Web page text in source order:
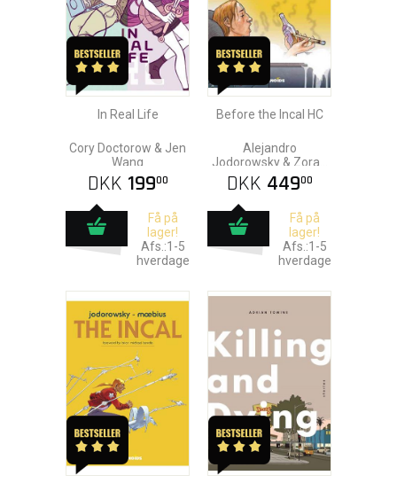
In Real Life
Cory Doctorow & Jen
Wang
DKK 19900
Få på
lager!
Afs.:1-5
hverdage
Before the Incal HC
Alejandro
Jodorowsky & Zoran
Janjetov
DKK 44900
Få på
lager!
Afs.:1-5
hverdage